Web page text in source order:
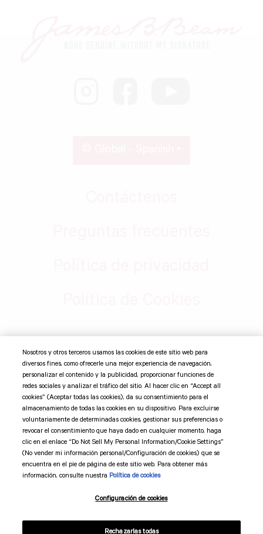
Madison Ave 12th Fl, New York, NY 10010 Todas las marcas
comerciales son propiedad de sus respectivos dueños.
Suntory Global Spirits
Código de mercadotecnia
Términos y condiciones
Preferencias de cookies
Nosotros y otros terceros usamos las cookies de este sitio web para
diversos fines, como ofrecerle una mejor experiencia de navegación,
personalizar el contenido y la publicidad, proporcionar funciones de
redes sociales y analizar el tráfico del sitio. Al hacer clic en “Accept all
cookies” (Aceptar todas las cookies), da su consentimiento para el
almacenamiento de todas las cookies en su dispositivo. Para excluirse
voluntariamente de determinadas cookies, gestionar sus preferencias o
revocar el consentimiento que haya dado en cualquier momento, haga
clic en el enlace “Do Not Sell My Personal Information/Cookie Settings”
(No vender mi información personal/Configuración de cookies) que se
encuentra en el pie de página de este sitio web. Para obtener más
información, consulte nuestra Política de cookies
Configuración de cookies